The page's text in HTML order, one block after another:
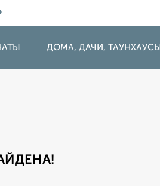
ДОМА, ДАЧИ, ТАУНХАУСЫ